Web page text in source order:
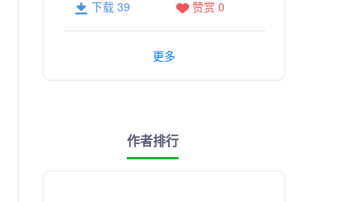
下载 39
赞赏 0
更多
作者排行